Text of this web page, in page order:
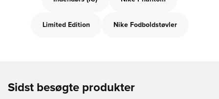
Limited Edition Nike Fodboldstøvler
Sidst besøgte produkter